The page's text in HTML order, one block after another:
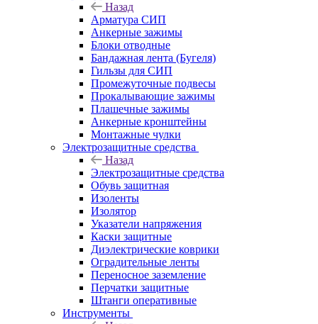
Назад
Арматура СИП
Анкерные зажимы
Блоки отводные
Бандажная лента (Бугеля)
Гильзы для СИП
Промежуточные подвесы
Прокалывающие зажимы
Плашечные зажимы
Анкерные кронштейны
Монтажные чулки
Электрозащитные средства
Назад
Электрозащитные средства
Обувь защитная
Изоленты
Изолятор
Указатели напряжения
Каски защитные
Диэлектрические коврики
Оградительные ленты
Переносное заземление
Перчатки защитные
Штанги оперативные
Инструменты